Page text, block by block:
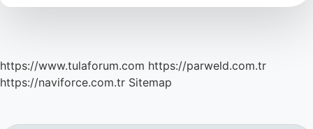
Nerede
https://www.tulaforum.com https://parweld.com.tr
https://naviforce.com.tr Sitemap